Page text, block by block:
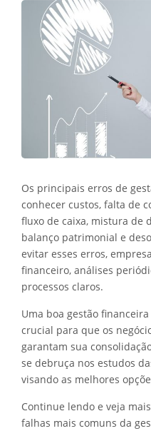
Os principais erros de
conhecer custos, falta de
fluxo de caixa, mistura de
balanço patrimonial e
evitar esses erros,
financeiro, análises
processos claros.
Uma boa gestão
crucial para que os
garantam sua
se debruça nos estudos
visando as melhores
Continue lendo e veja
falhas mais comuns da